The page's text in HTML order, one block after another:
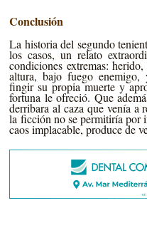
Conclusión
La historia del segundo
los casos, un relato
condiciones extremas:
altura, bajo fuego
fingir su propia muerte y
fortuna le ofreció. Que
derribara al caza que venía a
la ficción no se permitiría por
caos implacable, produce de